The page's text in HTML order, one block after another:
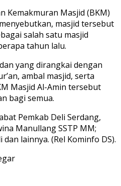
Kemakmuran Masjid (BKM)
masjid tersebut
salah satu masjid
tahun lalu.
yang dirangkai dengan
ambal masjid, serta
Masjid Al-Amin tersebut
bagi semua.
Pemkab Deli Serdang,
Manullang SSTP MM;
dan lainnya. (Rel Kominfo DS).